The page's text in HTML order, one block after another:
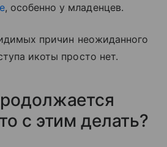
, особенно у младенцев.
причин неожиданного
икоты просто нет.
с этим делать?